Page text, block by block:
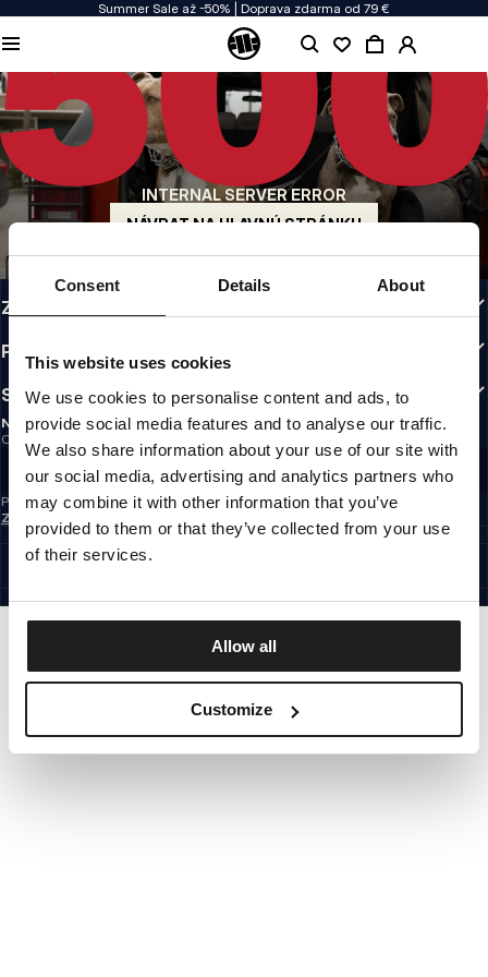
Consent Details About
This website uses cookies
We use cookies to personalise content and ads, to
provide social media features and to analyse our traffic.
We also share information about your use of our site with
our social media, advertising and analytics partners who
may combine it with other information that you’ve
provided to them or that they’ve collected from your use
of their services.
Allow all
Customize
Summer Sale až -50% | Doprava zdarma od 79 €
INTERNAL SERVER ERROR
NÁVRAT NA HLAVNÚ STRÁNKU
KVALITA JE NAŠOU PRIORITOU
Naše oblečenie vyrábame s vášňou. Nerobíme kompromisy v odolnosti, životnosti
materiálov ani v dôraze na detaily.
PÔVOD Z USA
Naše korene siahajú do začiatku 90. rokov v San Diegu. Náš štýl je drsný,
autentický a nekompromisný.
ZNAČKA S CHARAKTEROM
Naše kolekcie si vyberajú športovci, bojovníci a odhodlaní ľudia.
INFO
ZÁKAZNÍCKA ZÓNA
PREDPISY
SLEDUJTE NÁS
NEWSLETTER
Chcete dostávať informácie o najnovších akciách a novinkách?
Email address
ZAREGISTROVAŤ SA
Prihlásením na odber newslettera potvrdzujete, že ste sa oboznámili so
Zásadami ochrany osobných údajov.
SLOVAKIA
©1997 - 2026 PITBULL VŠETKY PRÁVA VYHRADENÉ.
ÍSŤ HORE